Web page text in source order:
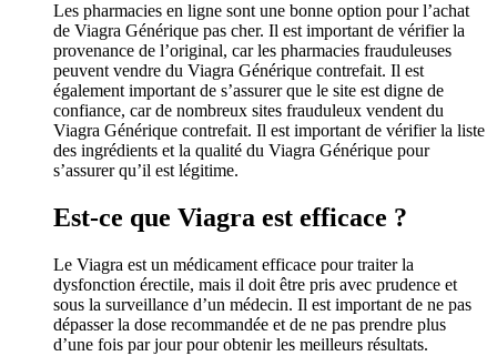
Les pharmacies en ligne sont une bonne option pour l’achat
de Viagra Générique pas cher. Il est important de vérifier la
provenance de l’original, car les pharmacies frauduleuses
peuvent vendre du Viagra Générique contrefait. Il est
également important de s’assurer que le site est digne de
confiance, car de nombreux sites frauduleux vendent du
Viagra Générique contrefait. Il est important de vérifier la liste
des ingrédients et la qualité du Viagra Générique pour
s’assurer qu’il est légitime.
Est-ce que Viagra est efficace ?
Le Viagra est un médicament efficace pour traiter la
dysfonction érectile, mais il doit être pris avec prudence et
sous la surveillance d’un médecin. Il est important de ne pas
dépasser la dose recommandée et de ne pas prendre plus
d’une fois par jour pour obtenir les meilleurs résultats.